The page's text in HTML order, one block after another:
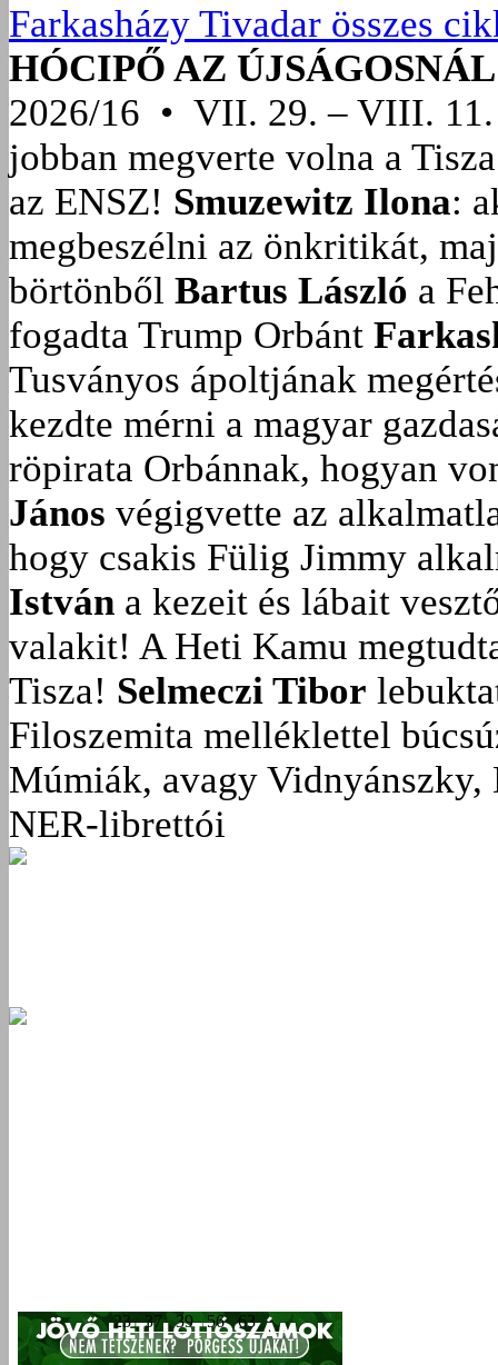
Farkasházy Tivadar összes
HÓCIPŐ AZ ÚJSÁGOSNÁL
2026/16 • VII. 29. – VIII. 11.
jobban megverte volna a
az ENSZ! Smuzewitz Ilona:
megbeszélni az önkritikát,
börtönből Bartus László a
fogadta Trump Orbánt
Tusványos ápoltjának
kezdte mérni a magyar
röpirata Orbánnak, hogyan
János végigvette az
hogy csakis Fülig Jimmy
István a kezeit és lábait
valakit! A Heti Kamu
Tisza! Selmeczi Tibor
Filoszemita melléklettel
Múmiák, avagy Vidnyánszky,
NER-librettói